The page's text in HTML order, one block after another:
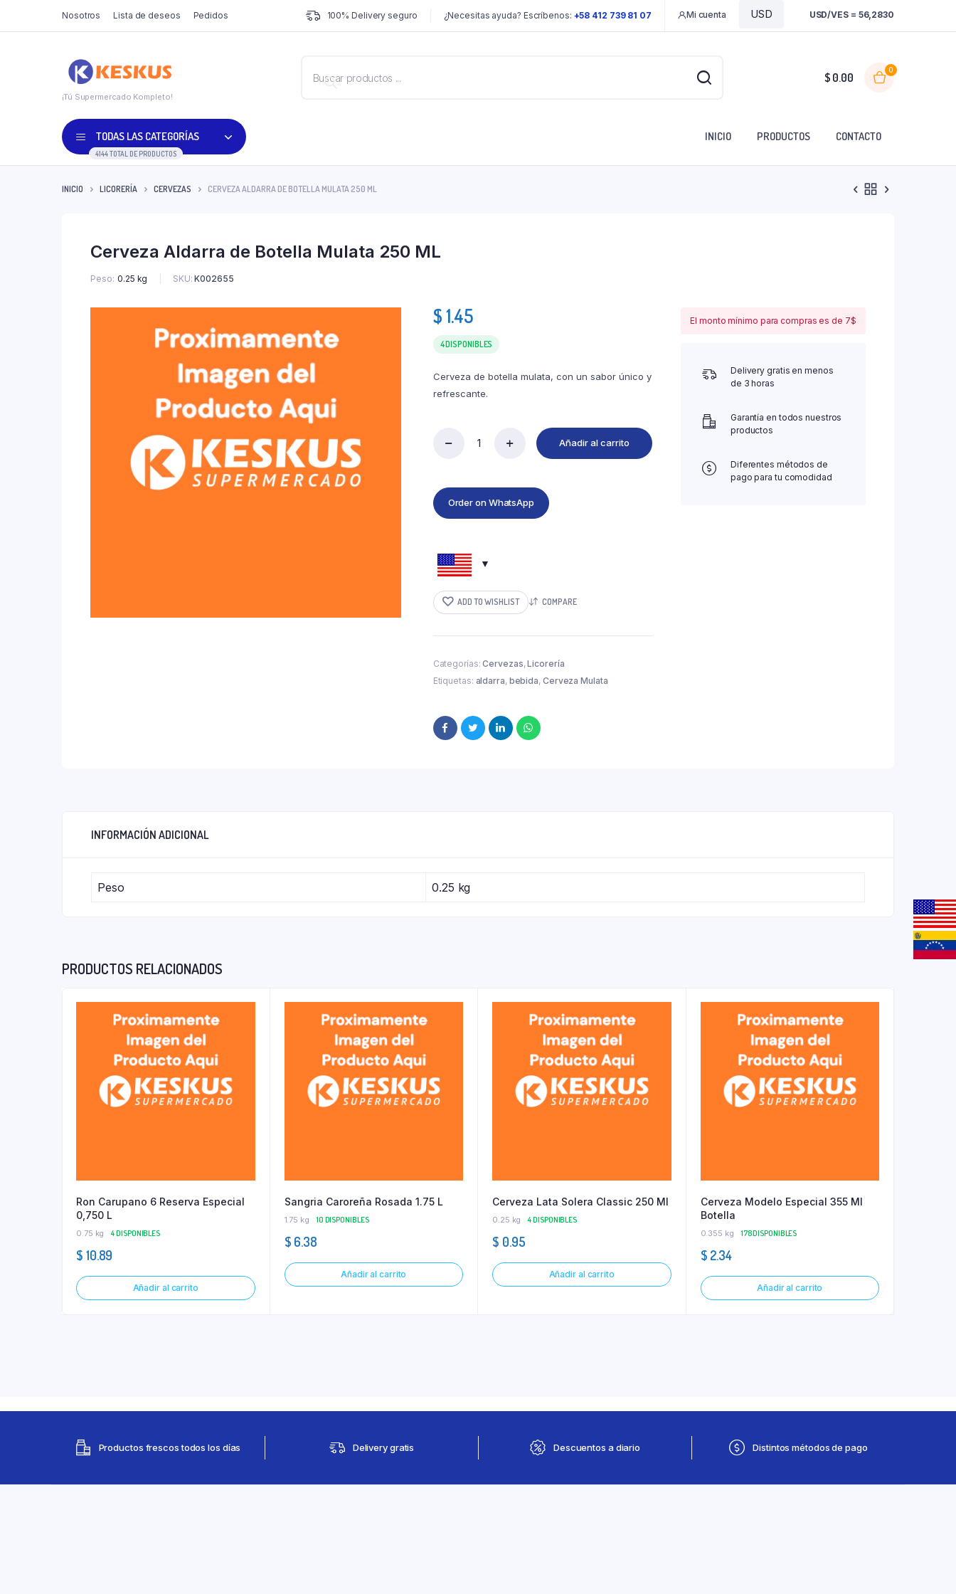
Nosotros Lista de deseos Pedidos 100% Delivery seguro ¿Necesitas ayuda? Escríbenos: +58 412 739 81 07 Mi cuenta USD/VES = 56,2830
¡Tú Supermercado Kompleto!
$ 0.00
0
TODAS LAS CATEGORÍAS
4144 TOTAL DE PRODUCTOS
INICIO PRODUCTOS CONTACTO
INICIO LICORERÍA CERVEZAS CERVEZA ALDARRA DE BOTELLA MULATA 250 ML
Cerveza Aldarra de Botella Mulata 250 ML
Peso 0.25 kg SKU: K002655
$1.45
4 DISPONIBLES
Cerveza de botella mulata, con un sabor único y
refrescante.
Añadir al carrito
Order on WhatsApp
ADD TO WISHLIST COMPARE
Categorías:Cervezas,Licorería
Etiquetas: aldarra, bebida, Cerveza Mulata
El monto mínimo para compras es de 7$
Delivery gratis en menos
de 3 horas
Garantía en todos nuestros
productos
Diferentes métodos de
pago para tu comodidad
INFORMACIÓN ADICIONAL
Peso 0.25 kg
PRODUCTOS RELACIONADOS
Ron Carupano 6 Reserva Especial
0,750 L
0.75 kg 4 DISPONIBLES
$ 10.89
Añadir al carrito
Sangria Caroreña Rosada 1.75 L
1.75 kg 10 DISPONIBLES
$ 6.38
Añadir al carrito
Cerveza Lata Solera Classic 250 Ml
0.25 kg 4 DISPONIBLES
$ 0.95
Añadir al carrito
Cerveza Modelo Especial 355 Ml
Botella
0.355 kg 178 DISPONIBLES
$ 2.34
Añadir al carrito
Productos frescos todos los días Delivery gratis Descuentos a diario Distintos métodos de pago